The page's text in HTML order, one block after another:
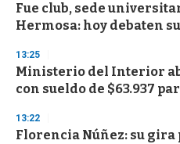
Fue club, sede
Hermosa: hoy debaten
13:25
Ministerio del Interior
con sueldo de $63.937
13:22
Florencia Núñez: su gira